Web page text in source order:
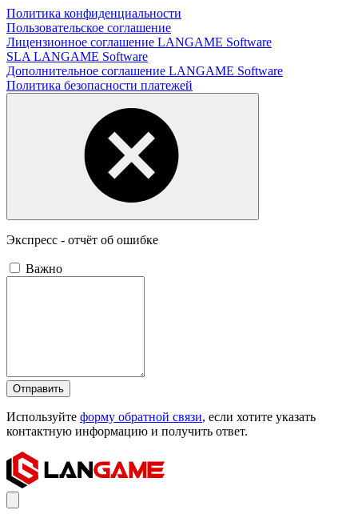
Политика конфиденциальности
Пользовательское соглашение
Лицензионное соглашение LANGAME Software
SLA LANGAME Software
Дополнительное соглашение LANGAME Software
Политика безопасности платежей
Экспресс - отчёт об ошибке
Важно
Отправить
Используйте форму обратной связи, если хотите указать
контактную информацию и получить ответ.